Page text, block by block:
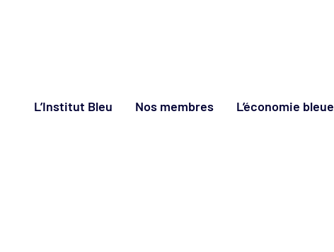
L’Institut Bleu Nos membres L’économie bleue